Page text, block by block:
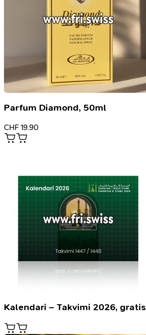
Parfum Diamond, 50ml
CHF 19.90
Kalendari – Takvimi 2026, gratis